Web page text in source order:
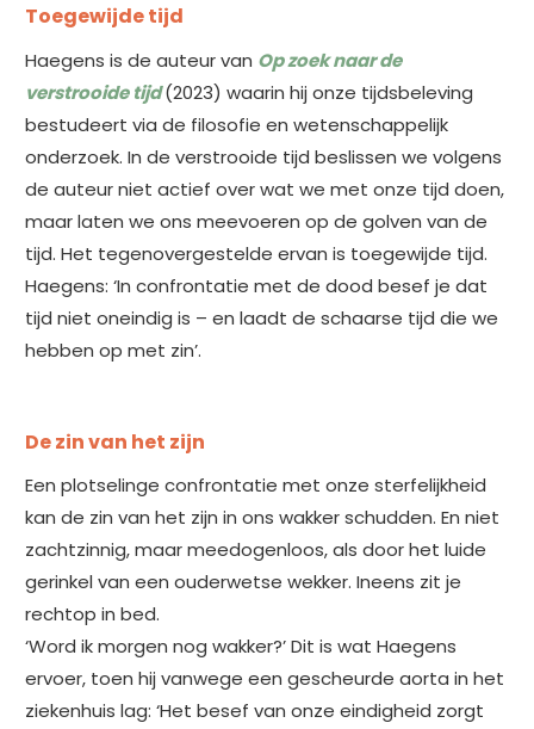
Toegewijde tijd
Haegens is de auteur van Op zoek naar de
verstrooide tijd(2023) waarin hij onze tijdsbeleving
bestudeert via de filosofie en wetenschappelijk
onderzoek. In de verstrooide tijd beslissen we volgens
de auteur niet actief over wat we met onze tijd doen,
maar laten we ons meevoeren op de golven van de
tijd. Het tegenovergestelde ervan is toegewijde tijd.
Haegens: ‘In confrontatie met de dood besef je dat
tijd niet oneindig is – en laadt de schaarse tijd die we
hebben op met zin’.
De zin van het zijn
Een plotselinge confrontatie met onze sterfelijkheid
kan de zin van het zijn in ons wakker schudden. En niet
zachtzinnig, maar meedogenloos, als door het luide
gerinkel van een ouderwetse wekker. Ineens zit je
rechtop in bed.
‘Word ik morgen nog wakker?’ Dit is wat Haegens
ervoer, toen hij vanwege een gescheurde aorta in het
ziekenhuis lag: ‘Het besef van onze eindigheid zorgt